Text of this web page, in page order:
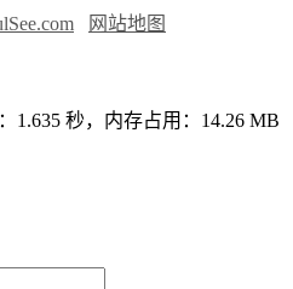
网站地图
1.635 秒，内存占用：14.26 MB